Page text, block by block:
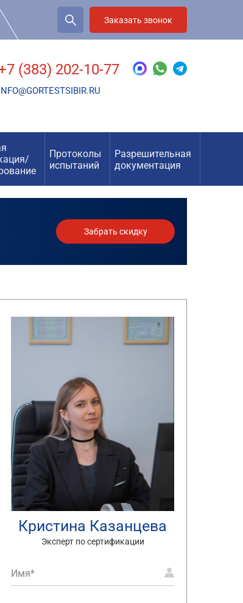
Заказать звонок
(383) 202-10-77
Протоколы
испытаний
Разрешительная
документация
Забрать скидку
Кристина Казанцева
Эксперт по сертификации